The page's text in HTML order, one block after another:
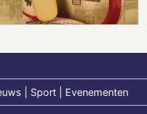
| Sport | Evenementen